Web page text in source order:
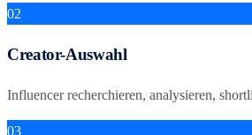
02
Creator-Auswahl
Influencer recherchieren, analysieren,
03